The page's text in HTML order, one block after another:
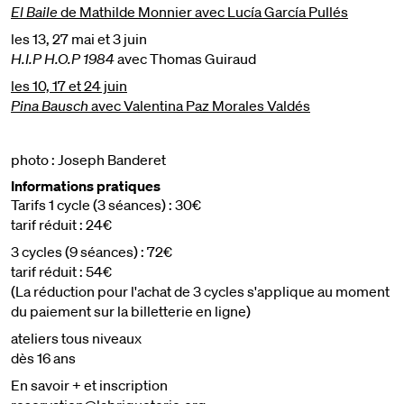
El Baile de Mathilde Monnieravec Lucía García Pullés
les 13, 27 mai et 3 juin
H.I.P H.O.P 1984avec Thomas Guiraud
les 10, 17 et 24 juin
Pina Bausch avec Valentina Paz Morales Valdés
photo : Joseph Banderet
Informations pratiques
Tarifs 1 cycle (3 séances) : 30€
tarif réduit : 24€
3 cycles (9 séances) : 72€
tarif réduit : 54€
(La réduction pour l'achat de 3 cycles s'applique au moment
du paiement sur la billetterie en ligne)
ateliers tous niveaux
dès 16 ans
En savoir + et inscription